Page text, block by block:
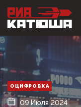
ОЦИФРОВКА
09 Июля 2024